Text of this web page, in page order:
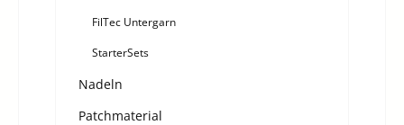
FilTec Untergarn
StarterSets
Nadeln
Patchmaterial